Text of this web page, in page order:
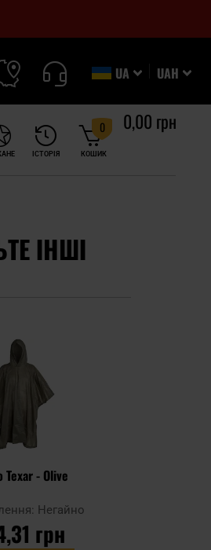
UAH
UA
ІСТОРІЯ КОШИК
0 0,00 грн
ІНШІ
Texar - Olive
Негайно
грн